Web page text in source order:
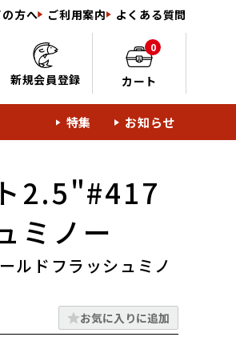
方へ ご利用案内 よくある質問
新規会員登録
0
カート
特集 お知らせ
2.5"#417
ミノー
ルドフラッシュミノ
お気に入りに追加